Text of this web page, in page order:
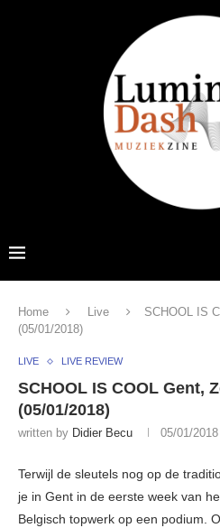
Home Live
SCHOOL IS
(05/01/2018)
LIVE LIVE REVIEW
SCHOOL IS COOL Gent,
(05/01/2018)
written by Didier Becu 05/01/2018
Terwijl de sleutels nog op de
je in Gent in de eerste week van
Belgisch topwerk op een podium.